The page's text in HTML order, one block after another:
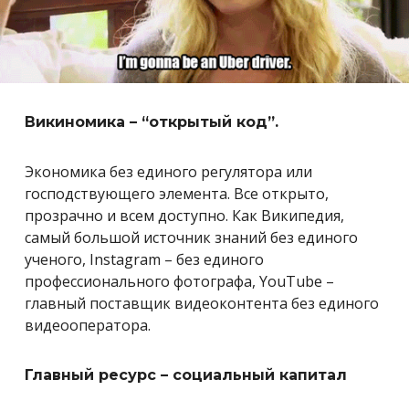
Викиномика – “открытый код”.
Экономика без единого регулятора или
господствующего элемента. Все открыто,
прозрачно и всем доступно. Как Википедия,
самый большой источник знаний без единого
ученого, Instagram – без единого
профессионального фотографа, YouTube –
главный поставщик видеоконтента без единого
видеооператора.
Главный ресурс – социальный капитал